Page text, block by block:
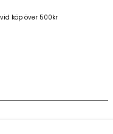
köp över 500kr